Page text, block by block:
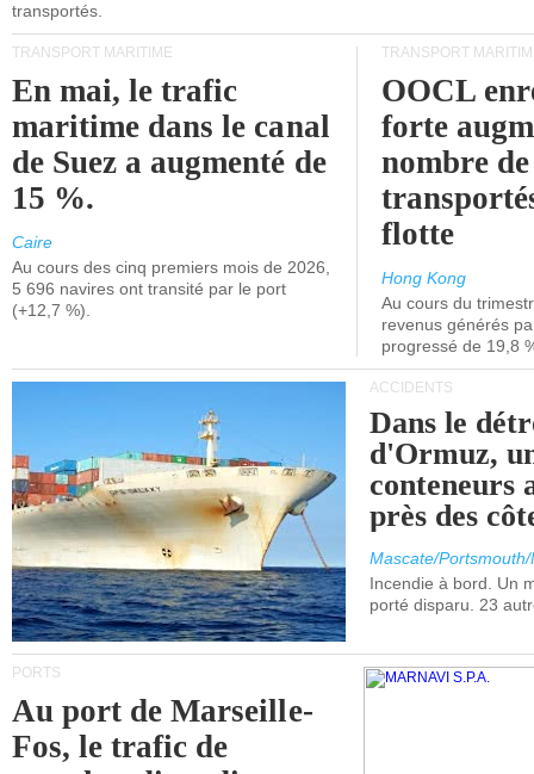
transportés.
TRANSPORT MARITIME
En mai, le trafic
maritime dans le canal
de Suez a augmenté de
15 %.
Caire
Au cours des cinq premiers mois de 2026,
5 696 navires ont transité par le port
(+12,7 %).
TRANSPORT
OOCL
forte
nombre
flotte
Hong Kong
Au cours du
revenus générés
progressé de 19,8
ACCIDENTS
Dans le
d'Ormuz,
conteneurs
près des
Mascate/
Incendie à bord. Un
porté disparu. 23
PORTS
Au port de Marseille-
Fos, le trafic de